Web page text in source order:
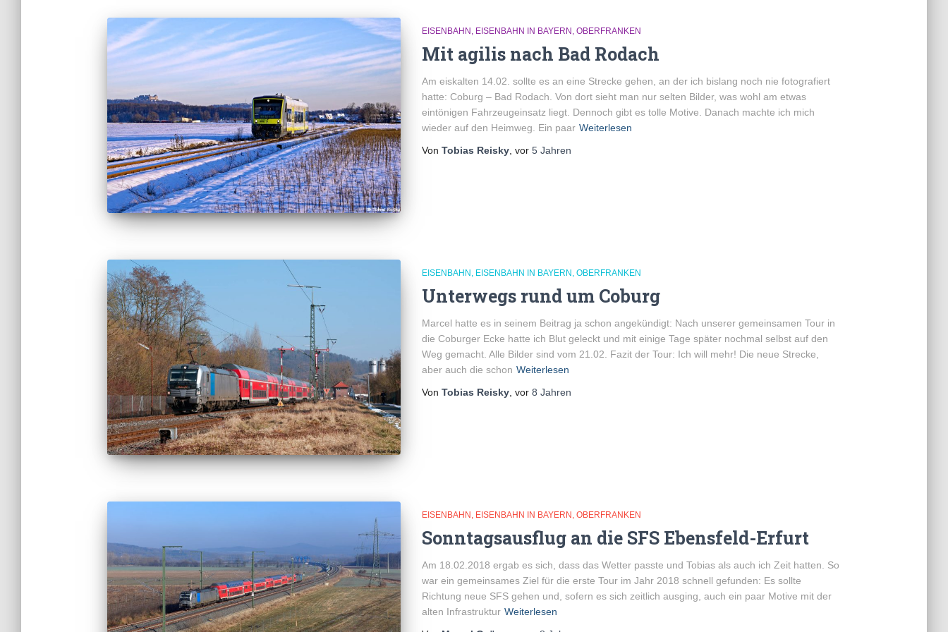
EISENBAHN EISENBAHN IN BAYERN OBERFRANKEN
Mit agilis nach Bad Rodach
Am eiskalten 14.02. sollte es an eine Strecke gehen, an der ich bislang noch nie fotografiert
hatte: Coburg – Bad Rodach. Von dort sieht man nur selten Bilder, was wohl am etwas
eintönigen Fahrzeugeinsatz liegt. Dennoch gibt es tolle Motive. Danach machte ich mich
wieder auf den Heimweg. Ein paar Weiterlesen
Von Tobias Reisky, vor 5 Jahren
EISENBAHN EISENBAHN IN BAYERN OBERFRANKEN
Unterwegs rund um Coburg
Marcel hatte es in seinem Beitrag ja schon angekündigt: Nach unserer gemeinsamen Tour in
die Coburger Ecke hatte ich Blut geleckt und mit einige Tage später nochmal selbst auf den
Weg gemacht. Alle Bilder sind vom 21.02. Fazit der Tour: Ich will mehr! Die neue Strecke,
aber auch die schon Weiterlesen
Von Tobias Reisky, vor 8 Jahren
EISENBAHN EISENBAHN IN BAYERN OBERFRANKEN
Sonntagsausflug an die SFS Ebensfeld-Erfurt
Am 18.02.2018 ergab es sich, dass das Wetter passte und Tobias als auch ich Zeit hatten. So
war ein gemeinsames Ziel für die erste Tour im Jahr 2018 schnell gefunden: Es sollte
Richtung neue SFS gehen und, sofern es sich zeitlich ausging, auch ein paar Motive mit der
alten Infrastruktur Weiterlesen